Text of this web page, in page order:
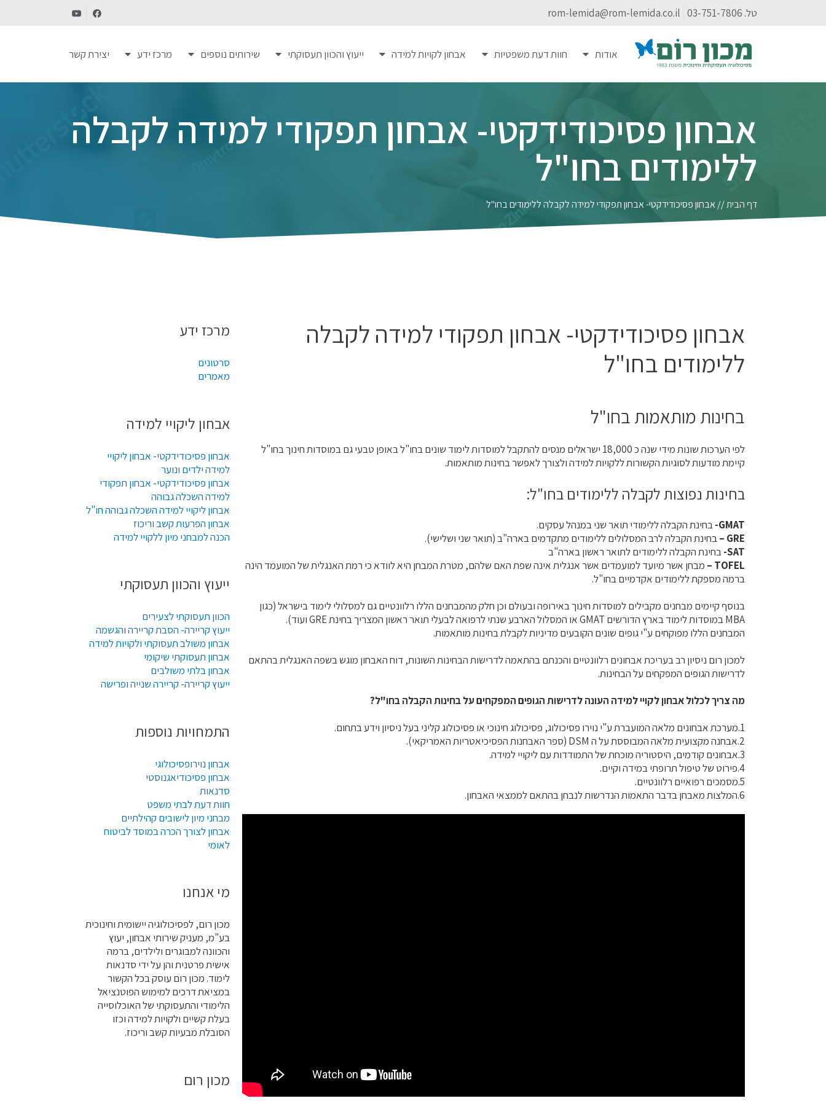
טל. 03-751-7806 rom-lemida@rom-lemida.co.il
אודות חוות דעת משפטיות אבחון לקויות למידה ייעוץ והכוון תעסוקתי שירותים נוספים מרכז ידע יצירת קשר
אבחון פסיכודידקטי- אבחון תפקודי למידה לקבלה
ללימודים בחו"ל
דף הבית//אבחון פסיכודידקטי- אבחון תפקודי למידה לקבלה ללימודים בחו"ל
אבחון פסיכודידקטי- אבחון תפקודי למידה לקבלה
ללימודים בחו"ל
בחינות מותאמות בחו"ל
לפי הערכות שונות מידי שנה כ 18,000 ישראלים מנסים להתקבל למוסדות לימוד שונים בחו"ל באופן טבעי גם במוסדות חינוך בחו"ל
קיימת מודעות לסוגיות הקשורות ללקויות למידה ולצורך לאפשר בחינות מותאמות.
בחינות נפוצות לקבלה ללימודים בחו"ל:
GMAT- בחינת הקבלה ללימודי תואר שני במנהל עסקים.
GRE –
בחינת הקבלה לרב המסלולים ללימודים מתקדמים בארה"ב (תואר שני ושלישי).
SAT- בחינת הקבלה ללימודים לתואר ראשון בארה"ב
TOFEL –
מבחן אשר מיועד למועמדים אשר אנגלית אינה שפת האם שלהם, מטרת המבחן היא לוודא כי רמת האנגלית של המועמד הינה
ברמה מספקת ללימודים אקדמיים בחו"ל.
בנוסף קיימים מבחנים מקבילים למוסדות חינוך באירופה ובעולם וכן חלק מהמבחנים הללו רלוונטיים גם למסלולי לימוד בישראל (כגון
MBA במוסדות לימוד בארץ הדורשים GMAT או המסלול הארבע שנתי לרפואה לבעלי תואר ראשון המצריך בחינת GRE ועוד).
המבחנים הללו מפוקחים ע"י גופים שונים הקובעים מדיניות לקבלת בחינות מותאמות.
למכון רום ניסיון רב בעריכת אבחונים רלוונטיים והכנתם בהתאמה לדרישות הבחינות השונות, דוח האבחון מוגש בשפה האנגלית בהתאם
לדרישות הגופים המפקחים על הבחינות.
מה צריך לכלול אבחון לקויי למידה העונה לדרישות הגופים המפקחים על בחינות הקבלה בחו"ל?
1.מערכת אבחונים מלאה המועברת ע"י נוירו פסיכולוג, פסיכולוג חינוכי או פסיכולוג קליני בעל ניסיון וידע בתחום.
2.אבחנה מקצועית מלאה המבוססת על ה DSM (ספר האבחנות הפסיכיאטריות האמריקאי).
3.אבחונים קודמים, היסטוריה מוכחת של התמודדות עם ליקויי למידה.
4.פירוט של טיפול תרופתי במידה וקיים.
5.מסמכים רפואיים רלוונטיים.
6.המלצות מאבחן בדבר התאמות הנדרשות לנבחן בהתאם לממצאי האבחון.
מרכז ידע
סרטונים
מאמרים
אבחון ליקויי למידה
אבחון פסיכודידקטי- אבחון ליקויי
למידה ילדים ונוער
אבחון פסיכודידקטי- אבחון תפקודי
למידה השכלה גבוהה
אבחון ליקויי למידה השכלה גבוהה חו"ל
אבחון הפרעות קשב וריכוז
הכנה למבחני מיון ללקויי למידה
ייעוץ והכוון תעסוקתי
הכוון תעסוקתי לצעירים
ייעוץ קריירה- הסבת קריירה והגשמה
אבחון משולב תעסוקתי ולקויות למידה
אבחון תעסוקתי שיקומי
אבחון בלתי משולבים
ייעוץ קריירה- קריירה שנייה ופרישה
התמחויות נוספות
אבחון נוירופסיכולוגי
אבחון פסיכודיאגנוסטי
סדנאות
חוות דעת לבתי משפט
מבחני מיון לישובים קהילתיים
אבחון לצורך הכרה במוסד לביטוח
לאומי
מי אנחנו
מכון רום, לפסיכולוגיה יישומית וחינוכית
בע"מ, מעניק שירותי אבחון, יעוץ
והכוונה למבוגרים ולילדים, ברמה
אישית פרטנית והן על ידי סדנאות
לימוד. מכון רום עוסק בכל הקשור
במציאת דרכים למימוש הפוטנציאל
הלימודי והתעסוקתי של האוכלוסייה
בעלת קשיים ולקויות למידה וכזו
הסובלת מבעיות קשב וריכוז.
מכון רום